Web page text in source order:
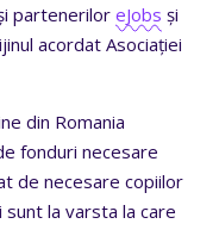
parteneriloreJobs și
acordat Asociației
din Romania
fonduri necesare
de necesare copiilor
sunt la varsta la care